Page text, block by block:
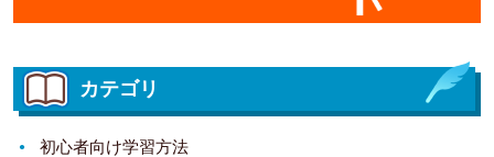
カテゴリ
初心者向け学習方法